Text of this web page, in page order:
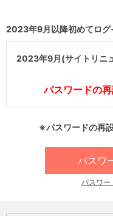
2023年9月以降初めてログ
2023年9月(サイトリニ
パスワードの
※パスワードの再
パスワ
パスワー